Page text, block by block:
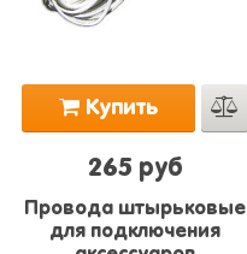
Купить
265 руб
Провода штырьковые
для подключения